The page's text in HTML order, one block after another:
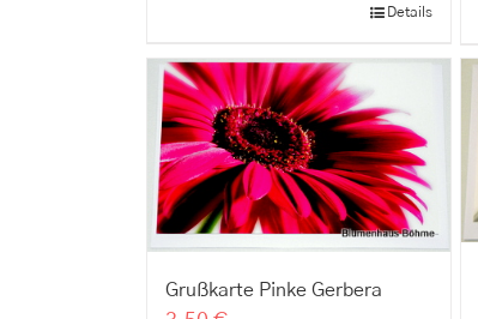
Details
Grußkarte Pinke Gerbera